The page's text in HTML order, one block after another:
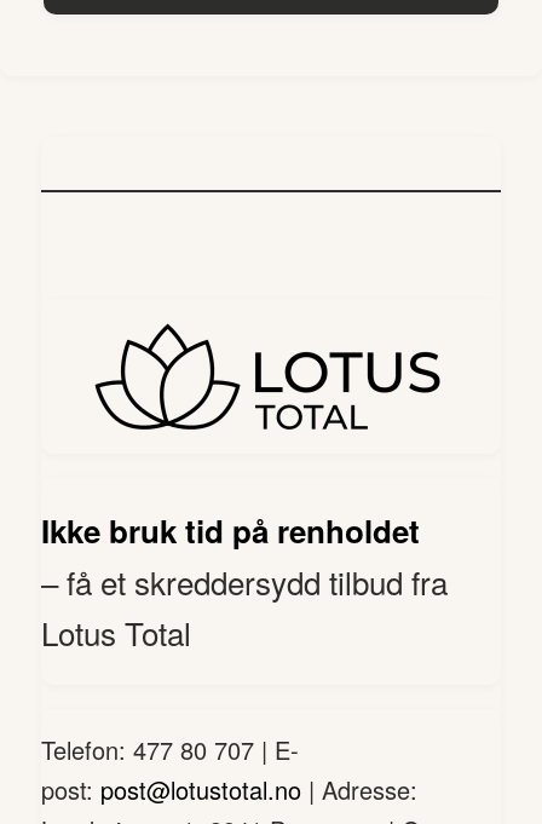
Ikke bruk tid på renholdet
– få et skreddersydd tilbud fra
Lotus Total
Telefon: 477 80 707 | E-
post: post@lotustotal.no| Adresse: